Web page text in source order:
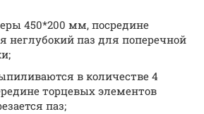
450*200 мм, посредине
неглубокий паз для поперечной
в количестве 4
торцевых элементов
паз;